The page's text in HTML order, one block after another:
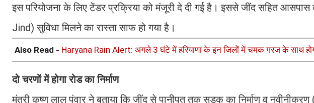
इस परियोजना के लिए टेंडर प्रक्रिया को मंजूरी दे दी गई है। इससे जींद सहित
Jind) सुविधा मिलने का रास्ता साफ हो गया है।
Also Read - Haryana Rain Alert: अगले 3 घंटे में हरियाणा के इन जिलों में चमक गरज के साथ
दो चरणों में होगा रोड का निर्माण
मंत्री कृष्ण लाल पंवार ने बताया कि जींद से पानीपत तक सड़क का निर्माण व